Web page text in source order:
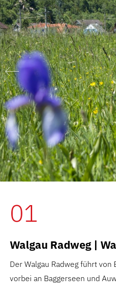
01
Walgau Radweg |
Der Walgau Radweg führt
vorbei an Baggerseen und